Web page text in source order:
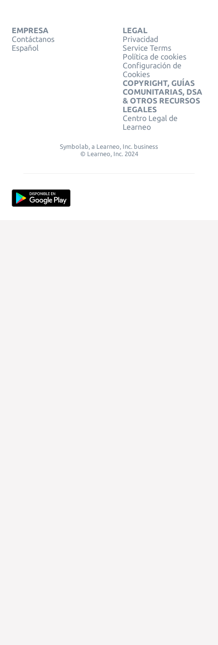
EMPRESA
Contáctanos
Español
LEGAL
Privacidad
Service Terms
Política de cookies
Configuración de
Cookies
COPYRIGHT, GUÍAS
COMUNITARIAS, DSA
& OTROS RECURSOS
LEGALES
Centro Legal de
Learneo
Symbolab, a Learneo, Inc. business
© Learneo, Inc. 2024